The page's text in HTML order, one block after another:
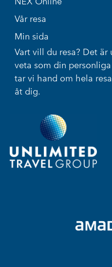
Vår resa
Min sida
Vart vill du resa? Det
veta som din
tar vi hand om hela
åt dig.